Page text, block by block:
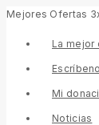
Mejores Ofertas
La mejor
Mi
Noticias